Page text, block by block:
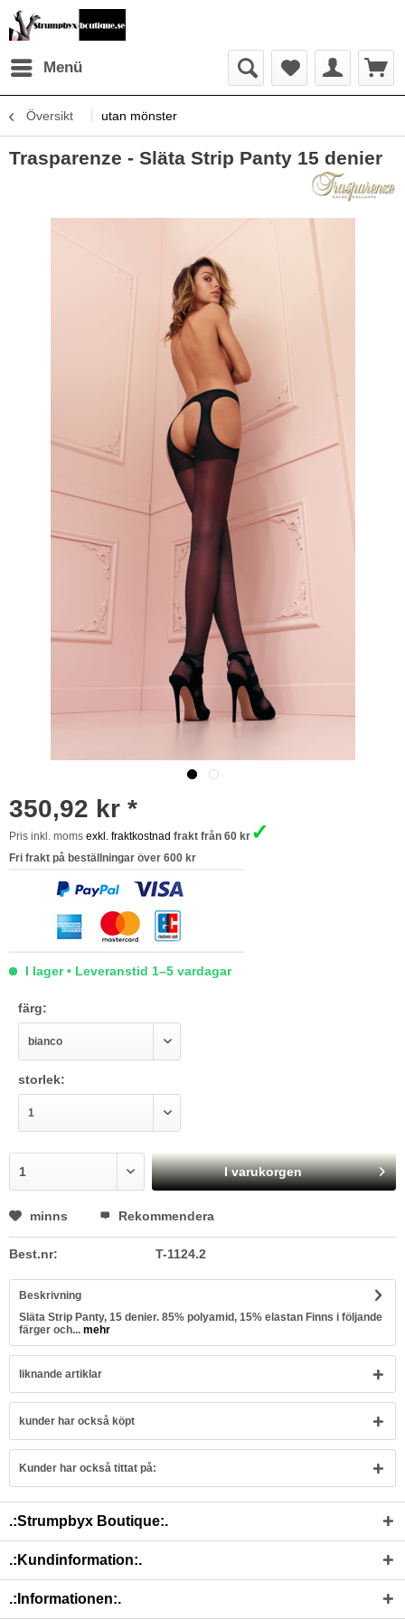
Menü
Översikt utan mönster
Trasparenze - Släta Strip Panty 15 denier
350,92 kr *
Pris inkl. moms exkl. fraktkostnad frakt från 60 kr ✓
Fri frakt på beställningar över 600 kr
I lager • Leveranstid 1–5 vardagar
färg:
storlek:
I varukorgen
minns Rekommendera
Best.nr: T-1124.2
Beskrivning
Släta Strip Panty, 15 denier. 85% polyamid, 15% elastan Finns i följande
färger och... mehr
liknande artiklar
kunder har också köpt
Kunder har också tittat på:
.:Strumpbyx Boutique:.
.:Kundinformation:.
.:Informationen:.